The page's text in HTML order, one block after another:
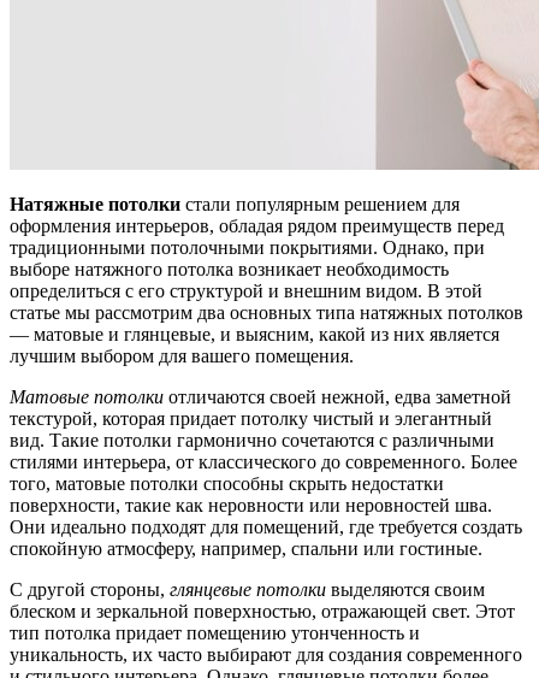
Натяжные потолки стали популярным решением для
оформления интерьеров, обладая рядом преимуществ перед
традиционными потолочными покрытиями. Однако, при
выборе натяжного потолка возникает необходимость
определиться с его структурой и внешним видом. В этой
статье мы рассмотрим два основных типа натяжных потолков
— матовые и глянцевые, и выясним, какой из них является
лучшим выбором для вашего помещения.
Матовые потолки отличаются своей нежной, едва заметной
текстурой, которая придает потолку чистый и элегантный
вид. Такие потолки гармонично сочетаются с различными
стилями интерьера, от классического до современного. Более
того, матовые потолки способны скрыть недостатки
поверхности, такие как неровности или неровностей шва.
Они идеально подходят для помещений, где требуется создать
спокойную атмосферу, например, спальни или гостиные.
С другой стороны, глянцевые потолки выделяются своим
блеском и зеркальной поверхностью, отражающей свет. Этот
тип потолка придает помещению утонченность и
уникальность, их часто выбирают для создания современного